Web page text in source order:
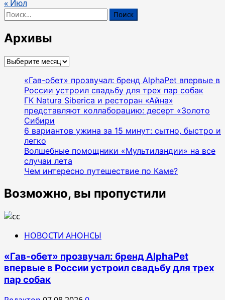
« Июл
Найти:
Архивы
Архивы
«Гав-обет» прозвучал: бренд AlphaPet впервые в
России устроил свадьбу для трех пар собак
ГК Natura Siberica и ресторан «Айна»
представляют коллаборацию: десерт «Золото
Сибири
6 вариантов ужина за 15 минут: сытно, быстро и
легко
Волшебные помощники «Мультиландии» на все
случаи лета
Чем интересно путешествие по Каме?
Возможно, вы пропустили
НОВОСТИ АНОНСЫ
«Гав-обет» прозвучал: бренд AlphaPet
впервые в России устроил свадьбу для трех
пар собак